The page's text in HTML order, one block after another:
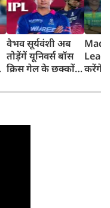
वैभव सूर्यवंशी अब
तोड़ेंगें यूनिवर्स बॉस
क्रिस गेल के छक्कों
करेंगे
टीम में